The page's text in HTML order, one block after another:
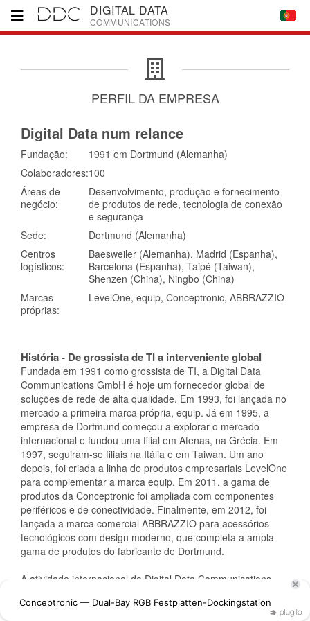
DIGITAL DATA
COMMUNICATIONS
Home
Parceiros
Downloads
Empresa
PERFIL DA EMPRESA
Digital Data num relance
Fundação:
1991 em Dortmund (Alemanha)
Colaboradores:100
Áreas de
negócio:
Desenvolvimento, produção e fornecimento
de produtos de rede, tecnologia de conexão
e segurança
Sede:
Dortmund (Alemanha)
Centros
logísticos:
Baesweiler (Alemanha), Madrid (Espanha),
Barcelona (Espanha), Taipé (Taiwan),
Shenzen (China), Ningbo (China)
Marcas
próprias:
LevelOne, equip, Conceptronic, ABBRAZZIO
História - De grossista de TI a interveniente global
Fundada em 1991 como grossista de TI, a Digital Data
Communications GmbH é hoje um fornecedor global de
soluções de rede de alta qualidade. Em 1993, foi lançada no
mercado a primeira marca própria, equip. Já em 1995, a
empresa de Dortmund começou a explorar o mercado
internacional e fundou uma filial em Atenas, na Grécia. Em
1997, seguiram-se filiais na Itália e em Taiwan. Um ano
depois, foi criada a linha de produtos empresariais LevelOne
para complementar a marca equip. Em 2011, a gama de
produtos da Conceptronic foi ampliada com componentes
periféricos e de conectividade. Finalmente, em 2012, foi
lançada a marca comercial ABBRAZZIO para acessórios
tecnológicos com design moderno, que completa a ampla
gama de produtos do fabricante de Dortmund.
A atividade internacional da Digital Data Communications
de distribuição em todo o mundo garantem um crescimento